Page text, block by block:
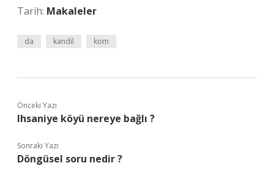
Tarih: Makaleler
da kandil kom
Önceki Yazı
Ihsaniye köyü nereye bağlı ?
Sonraki Yazı
Döngüsel soru nedir ?